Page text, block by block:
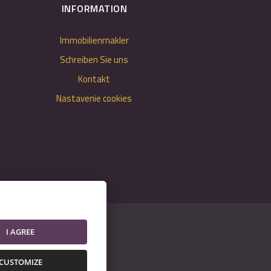
INFORMATION
Immobilienmakler
Schreiben Sie uns
Kontakt
Nastavenie cookies
I AGREE